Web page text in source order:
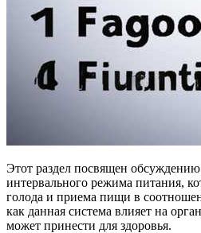
Этот раздел посвящен
интервального режима питания,
голода и приема пищи в
как данная система влияет на
может принести для здоровья.